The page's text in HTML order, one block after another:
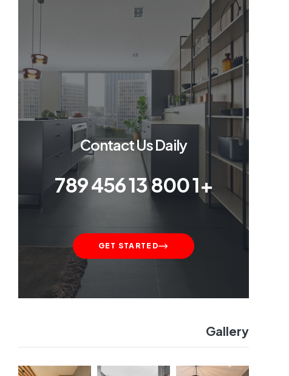
Contact Us Daily
+1 800 13 456 789
GET STARTED
Gallery